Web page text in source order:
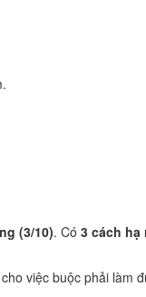
(3/10). Có 3 cách hạ
việc buộc phải làm